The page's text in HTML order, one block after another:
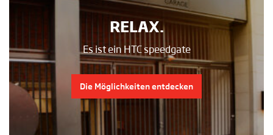
RELAX.
Es ist ein HTC speedgate
Die Möglichkeiten entdecken